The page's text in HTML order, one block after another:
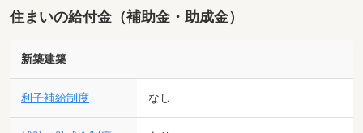
住まいの給付金（補助金・助成金）
新築建築
利子補給制度 なし